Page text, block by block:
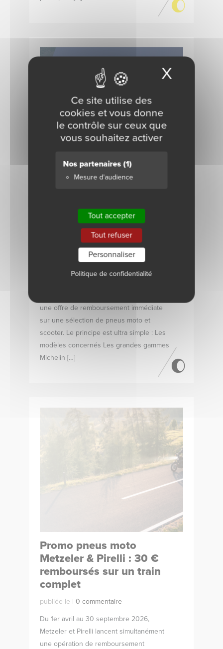
40 € remboursés
publiée le 1 avril 2026 |2 commentaires
Michelin rembourse jusqu’à 40 € sur vos
pneus moto et scooter Article validé
par Gaël, Directeur Commercial Bonne
une offre de remboursement immédiate
sur une sélection de pneus moto et
scooter. Le principe est ultra simple : Les
modèles concernés Les grandes gammes
Michelin […]
Promo pneus moto
Metzeler & Pirelli : 30 €
remboursés sur un train
complet
publiée le | 0 commentaire
Du 1er avril au 30 septembre 2026,
Metzeler et Pirelli lancent simultanément
une opération de remboursement
Ce site utilise des
cookies et vous donne
le contrôle sur ceux que
vous souhaitez activer
Nos partenaires(1)
Mesure d'audience
Tout accepter
Tout refuser
Personnaliser
Politique de confidentialité
X